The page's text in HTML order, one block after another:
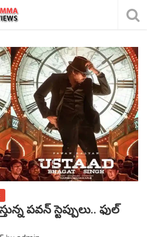
పవన్ స్టెప్పులు.. ఫుల్